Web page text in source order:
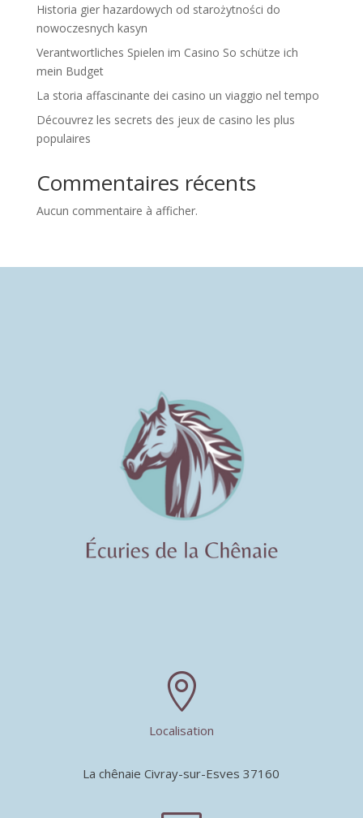
Historia gier hazardowych od starożytności do
nowoczesnych kasyn
Verantwortliches Spielen im Casino So schütze ich
mein Budget
La storia affascinante dei casino un viaggio nel tempo
Découvrez les secrets des jeux de casino les plus
populaires
Commentaires récents
Aucun commentaire à afficher.

Localisation
La chênaie Civray-sur-Esves 37160